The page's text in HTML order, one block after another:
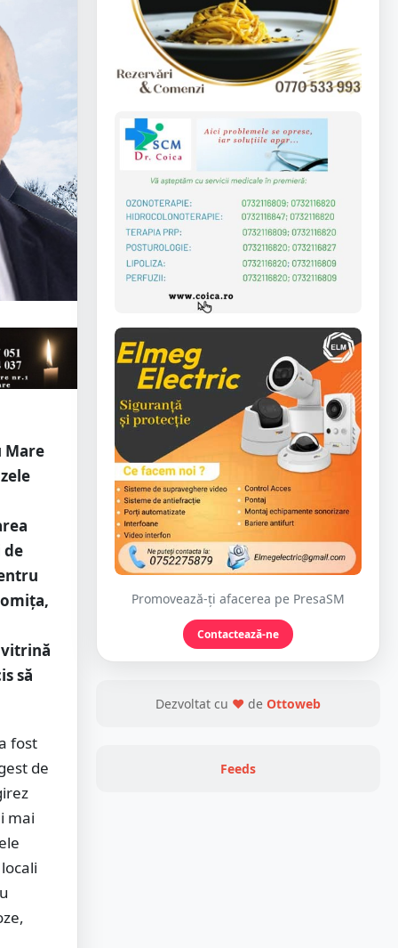
Mare
de
vitrină
să
fost
de
mai
Promovează-ți afacerea pe PresaSM
Contactează-ne
Dezvoltat cu ❤ de Ottoweb
Feeds